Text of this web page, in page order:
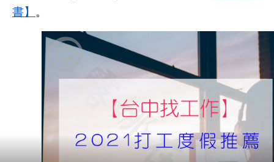
書】 。